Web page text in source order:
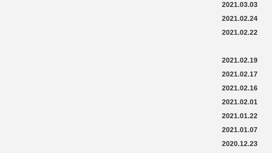
2021.03.03
2021.02.24
2021.02.22
2021.02.19
2021.02.17
2021.02.16
2021.02.01
2021.01.22
2021.01.07
2020.12.23